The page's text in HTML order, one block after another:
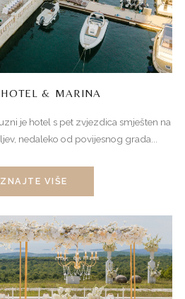
& MARINA
je hotel s pet zvjezdica smješten na
nedaleko od povijesnog grada...
VIŠE